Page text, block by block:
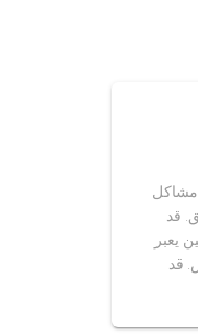
مشاكل
قد
يعبر
قد